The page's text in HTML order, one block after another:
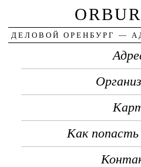
ДЕЛОВОЙ ОРЕНБУРГ —
Как попасть